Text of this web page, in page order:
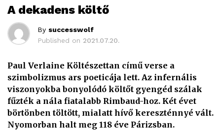
A dekadens költő
By successwolf
Published on 2021.07.20.
Paul Verlaine Költészettan című verse a
szimbolizmus ars poeticája lett. Az infernális
viszonyokba bonyolódó költőt gyengéd szálak
fűzték a nála fiatalabb Rimbaud-hoz. Két évet
börtönben töltött, mialatt hívő kereszténnyé vált.
Nyomorban halt meg 118 éve Párizsban.